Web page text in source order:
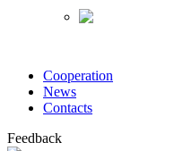
Сooperation
News
Contacts
Feedback